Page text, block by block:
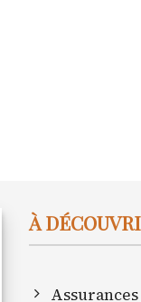
À
Assurances